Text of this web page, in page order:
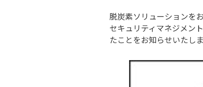
脱炭素ソリューションを
セキュリティマネジメン
たことをお知らせいたしま